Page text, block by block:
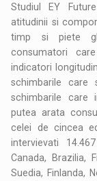
Studiul EY
atitudinii si
timp si piete
consumatori
indicatori
schimbarile care
schimbarile care
putea arata
celei de cincea
intervievati
Canada, Brazilia,
Suedia, Finlanda,